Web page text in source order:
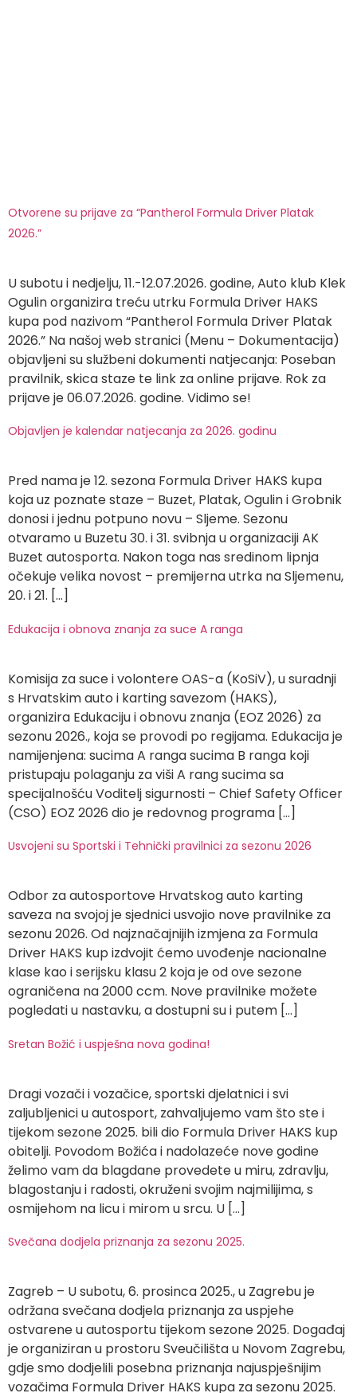
Otvorene su prijave za “Pantherol Formula Driver Platak
2026.”
U subotu i nedjelju, 11.-12.07.2026. godine, Auto klub Klek
Ogulin organizira treću utrku Formula Driver HAKS
kupa pod nazivom “Pantherol Formula Driver Platak
2026.” Na našoj web stranici (Menu – Dokumentacija)
objavljeni su službeni dokumenti natjecanja: Poseban
pravilnik, skica staze te link za online prijave. Rok za
prijave je 06.07.2026. godine. Vidimo se!
Objavljen je kalendar natjecanja za 2026. godinu
Pred nama je 12. sezona Formula Driver HAKS kupa
koja uz poznate staze – Buzet, Platak, Ogulin i Grobnik
donosi i jednu potpuno novu – Sljeme. Sezonu
otvaramo u Buzetu 30. i 31. svibnja u organizaciji AK
Buzet autosporta. Nakon toga nas sredinom lipnja
očekuje velika novost – premijerna utrka na Sljemenu,
20. i 21. […]
Edukacija i obnova znanja za suce A ranga
Komisija za suce i volontere OAS-a (KoSiV), u suradnji
s Hrvatskim auto i karting savezom (HAKS),
organizira Edukaciju i obnovu znanja (EOZ 2026) za
sezonu 2026., koja se provodi po regijama. Edukacija je
namijenjena: sucima A ranga sucima B ranga koji
pristupaju polaganju za viši A rang sucima sa
specijalnošću Voditelj sigurnosti – Chief Safety Officer
(CSO) EOZ 2026 dio je redovnog programa […]
Usvojeni su Sportski i Tehnički pravilnici za sezonu 2026
Odbor za autosportove Hrvatskog auto karting
saveza na svojoj je sjednici usvojio nove pravilnike za
sezonu 2026. Od najznačajnijih izmjena za Formula
Driver HAKS kup izdvojit ćemo uvođenje nacionalne
klase kao i serijsku klasu 2 koja je od ove sezone
ograničena na 2000 ccm. Nove pravilnike možete
pogledati u nastavku, a dostupni su i putem […]
Sretan Božić i uspješna nova godina!
Dragi vozači i vozačice, sportski djelatnici i svi
zaljubljenici u autosport, zahvaljujemo vam što ste i
tijekom sezone 2025. bili dio Formula Driver HAKS kup
obitelji. Povodom Božića i nadolazeće nove godine
želimo vam da blagdane provedete u miru, zdravlju,
blagostanju i radosti, okruženi svojim najmilijima, s
osmijehom na licu i mirom u srcu. U […]
Svečana dodjela priznanja za sezonu 2025.
Zagreb – U subotu, 6. prosinca 2025., u Zagrebu je
održana svečana dodjela priznanja za uspjehe
ostvarene u autosportu tijekom sezone 2025. Događaj
je organiziran u prostoru Sveučilišta u Novom Zagrebu,
gdje smo dodjelili posebna priznanja najuspješnijim
vozačima Formula Driver HAKS kupa za sezonu 2025.